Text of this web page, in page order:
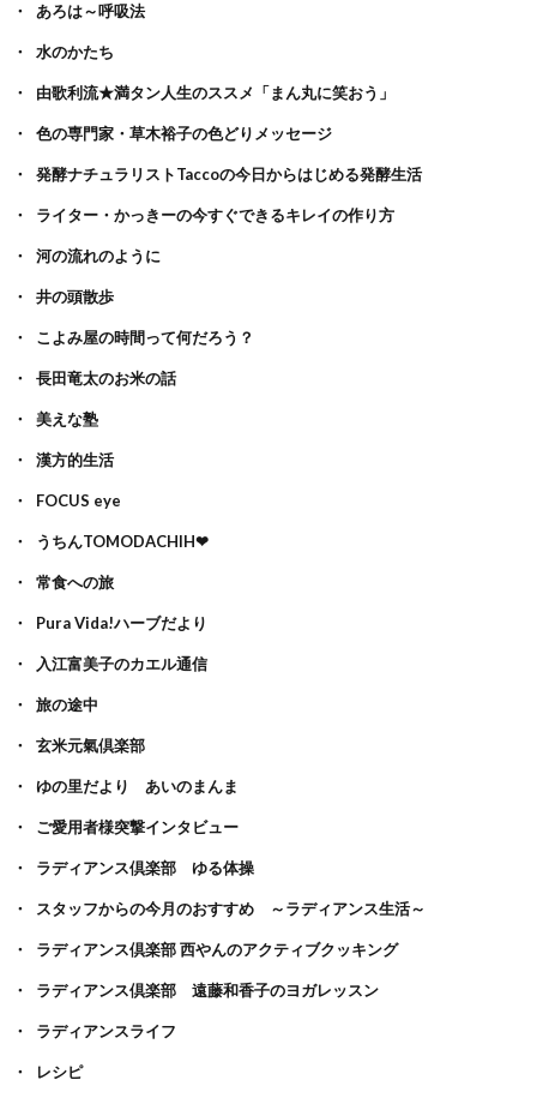
あろは～呼吸法
水のかたち
由歌利流★満タン人生のススメ「まん丸に笑おう」
色の専門家・草木裕子の色どりメッセージ
発酵ナチュラリストTaccoの今日からはじめる発酵生活
ライター・かっきーの今すぐできるキレイの作り方
河の流れのように
井の頭散歩
こよみ屋の時間って何だろう？
長田竜太のお米の話
美えな塾
漢方的生活
FOCUS eye
うちんTOMODACHIH❤
常食への旅
Pura Vida!ハーブだより
入江富美子のカエル通信
旅の途中
玄米元氣倶楽部
ゆの里だより あいのまんま
ご愛用者様突撃インタビュー
ラディアンス倶楽部 ゆる体操
スタッフからの今月のおすすめ ～ラディアンス生活～
ラディアンス倶楽部 西やんのアクティブクッキング
ラディアンス倶楽部 遠藤和香子のヨガレッスン
ラディアンスライフ
レシピ